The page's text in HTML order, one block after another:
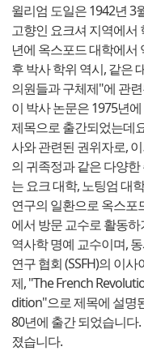
윌리엄 도일은 1942년 3
고향인 요크셔 지역에서
년에 옥스포드 대학에서
후 박사 학위 역시, 같은
의원들과 구체제"에 관
이 박사 논문은 1975년
제목으로 출간되었는데
사와 관련된 권위자로,
의 귀족정과 같은 다양
는 요크 대학, 노팅엄 대
연구의 일환으로 옥스포
에서 방문 교수로 활동
역사학 명예 교수이며,
연구 협회 (SSFH)의 이
제, "The French
dition"으로 제목에 설명
80년에 출간 되었습니다
졌습니다.